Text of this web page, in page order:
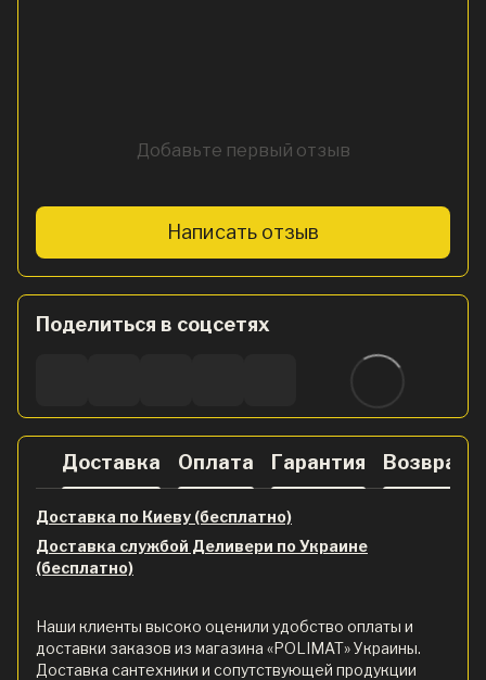
Добавьте первый отзыв
Написать отзыв
Поделиться в соцсетях
Доставка Оплата Гарантия Возврат
Доставка по Киеву (бесплатно)
Доставка службой Деливери по Украине
(бесплатно)
Наши клиенты высоко оценили удобство оплаты и
доставки заказов из магазина «POLIMAT» Украины.
Доставка сантехники и сопутствующей продукции